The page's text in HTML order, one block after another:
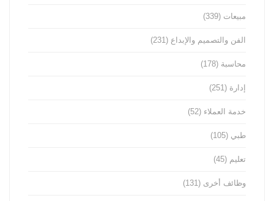
مبيعات (339)
الفن والتصميم والإبداع (231)
محاسبة (178)
إدارة (251)
خدمة العملاء (52)
طبي (105)
تعليم (45)
وظائف أخرى (131)